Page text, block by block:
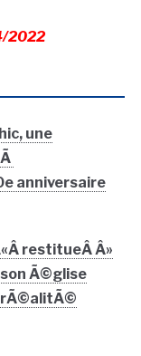
2022
une
anniversaire
restitueÂ Â»
Ã©glise
rÃ©alitÃ©